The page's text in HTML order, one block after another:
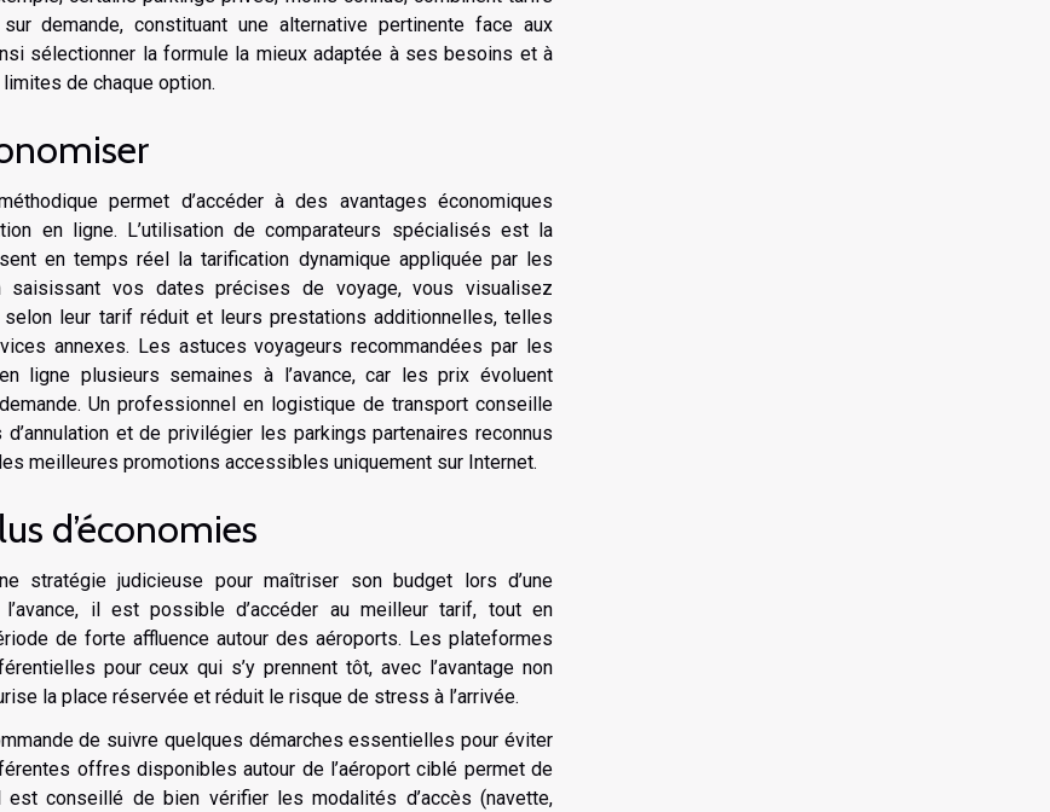
demande, constituant une alternative pertinente face aux
sélectionner la formule la mieux adaptée à ses besoins et à
de chaque option.
permet d’accéder à des avantages économiques
en ligne. L’utilisation de comparateurs spécialisés est la
en temps réel la tarification dynamique appliquée par les
vos dates précises de voyage, vous visualisez
leur tarif réduit et leurs prestations additionnelles, telles
annexes. Les astuces voyageurs recommandées par les
ligne plusieurs semaines à l’avance, car les prix évoluent
Un professionnel en logistique de transport conseille
et de privilégier les parkings partenaires reconnus
meilleures promotions accessibles uniquement sur Internet.
d’économies
stratégie judicieuse pour maîtriser son budget lors d’une
il est possible d’accéder au meilleur tarif, tout en
de forte affluence autour des aéroports. Les plateformes
pour ceux qui s’y prennent tôt, avec l’avantage non
la place réservée et réduit le risque de stress à l’arrivée.
de suivre quelques démarches essentielles pour éviter
offres disponibles autour de l’aéroport ciblé permet de
conseillé de bien vérifier les modalités d’accès (navette,